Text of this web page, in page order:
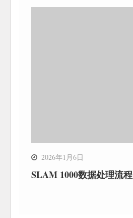
2026年1月6日
SLAM 1000数据处理流程